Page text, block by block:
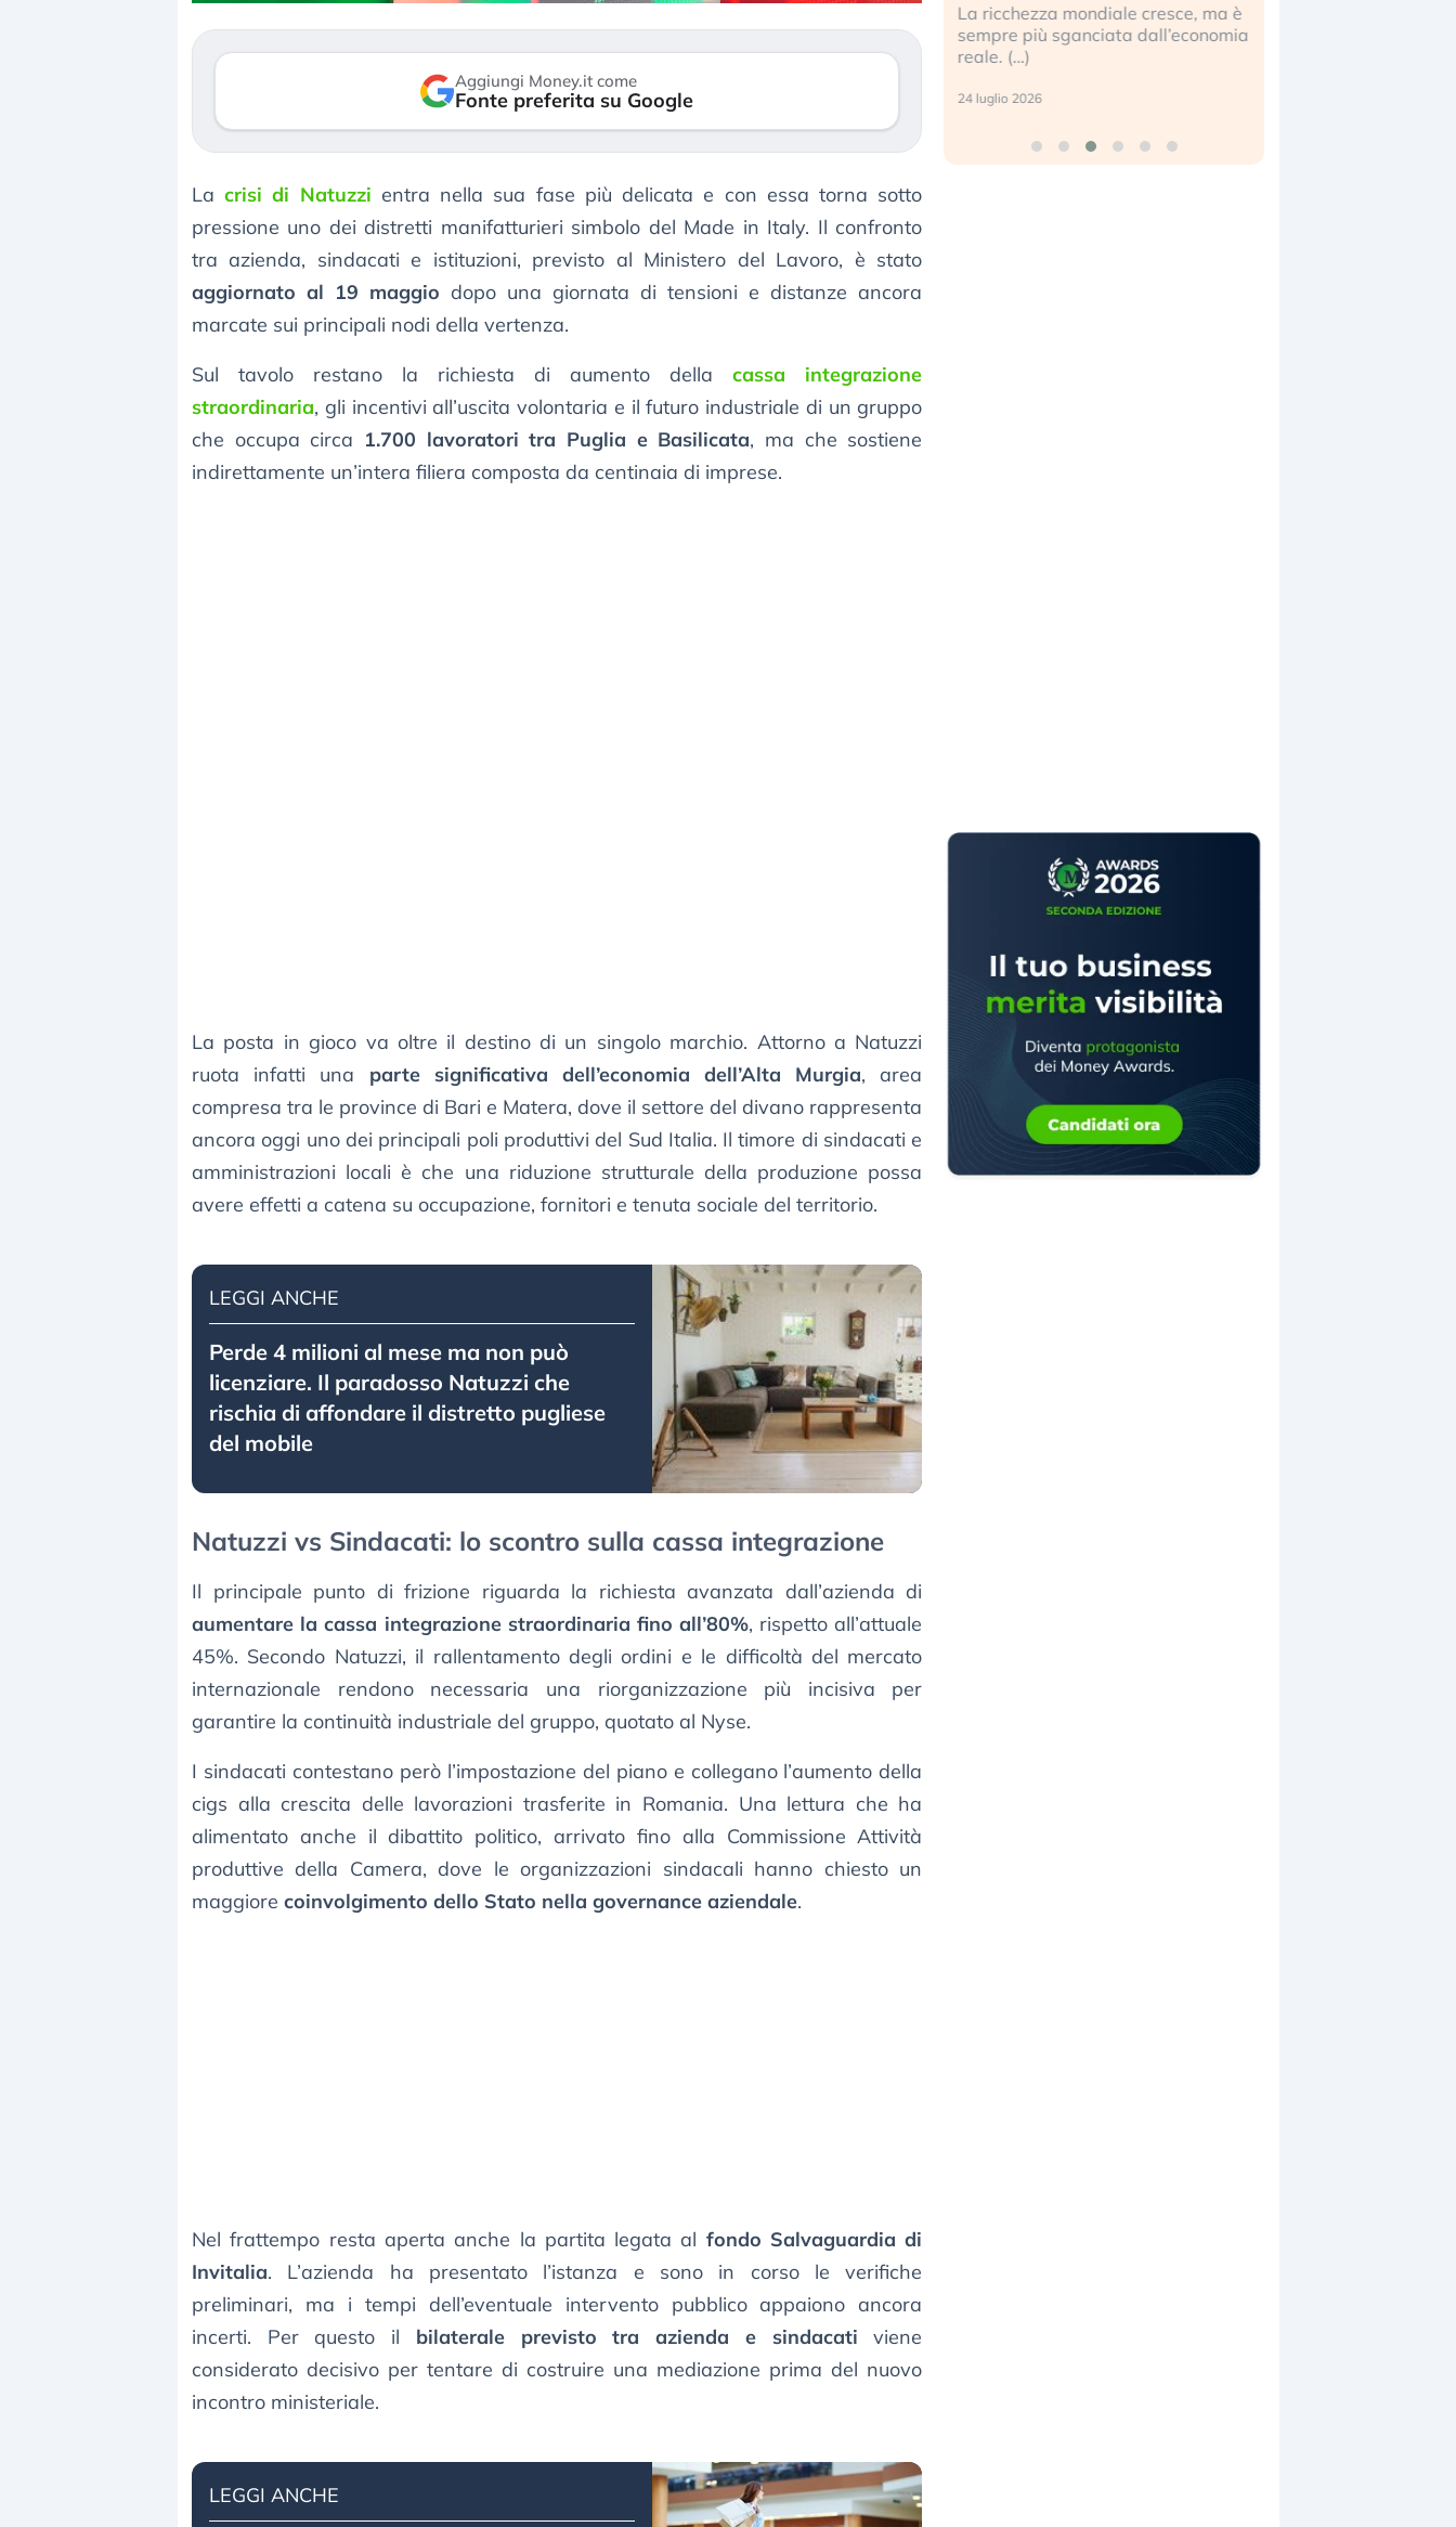
Aggiungi Money.it come
Fonte preferita su Google
Lacrisi di Natuzzi entra nella sua fase più delicata e con essa torna sotto
pressione uno dei distretti manifatturieri simbolo del Made in Italy. Il confronto
tra azienda, sindacati e istituzioni, previsto al Ministero del Lavoro, è stato
aggiornato al 19 maggio dopo una giornata di tensioni e distanze ancora
marcate sui principali nodi della vertenza.
Sul tavolo restano la richiesta di aumento dellacassa integrazione
straordinaria, gli incentivi all’uscita volontaria e il futuro industriale di un gruppo
che occupa circa 1.700 lavoratori tra Puglia e Basilicata, ma che sostiene
indirettamente un’intera filiera composta da centinaia di imprese.
La posta in gioco va oltre il destino di un singolo marchio. Attorno a Natuzzi
ruota infatti una parte significativa dell’economia dell’Alta Murgia, area
compresa tra le province di Bari e Matera, dove il settore del divano rappresenta
ancora oggi uno dei principali poli produttivi del Sud Italia. Il timore di sindacati e
amministrazioni locali è che una riduzione strutturale della produzione possa
avere effetti a catena su occupazione, fornitori e tenuta sociale del territorio.
LEGGI ANCHE
Perde 4 milioni al mese ma non può
licenziare. Il paradosso Natuzzi che
rischia di affondare il distretto pugliese
del mobile
Natuzzi vs Sindacati: lo scontro sulla cassa integrazione
Il principale punto di frizione riguarda la richiesta avanzata dall’azienda di
aumentare la cassa integrazione straordinaria fino all’80%, rispetto all’attuale
45%. Secondo Natuzzi, il rallentamento degli ordini e le difficoltà del mercato
internazionale rendono necessaria una riorganizzazione più incisiva per
garantire la continuità industriale del gruppo, quotato al Nyse.
I sindacati contestano però l’impostazione del piano e collegano l’aumento della
cigs alla crescita delle lavorazioni trasferite in Romania. Una lettura che ha
alimentato anche il dibattito politico, arrivato fino alla Commissione Attività
produttive della Camera, dove le organizzazioni sindacali hanno chiesto un
maggiore coinvolgimento dello Stato nella governance aziendale.
Nel frattempo resta aperta anche la partita legata al fondo Salvaguardia di
Invitalia. L’azienda ha presentato l’istanza e sono in corso le verifiche
preliminari, ma i tempi dell’eventuale intervento pubblico appaiono ancora
incerti. Per questo il bilaterale previsto tra azienda e sindacati viene
considerato decisivo per tentare di costruire una mediazione prima del nuovo
incontro ministeriale.
LEGGI ANCHE
mostrando segni di stanchezza
verso le (…)
Kospi, mentre gli investitori retail (…)
30 luglio 2026
La ricchezza mondiale cresce, ma è
sempre più sganciata dall’economia
reale. (…)
24 luglio 2026